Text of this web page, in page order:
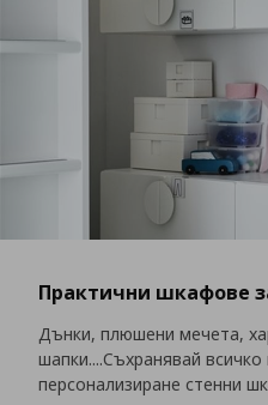
Практични шкафове
Дънки, плюшени мечета,
шапки....Съхранявай
персонализиране стенни